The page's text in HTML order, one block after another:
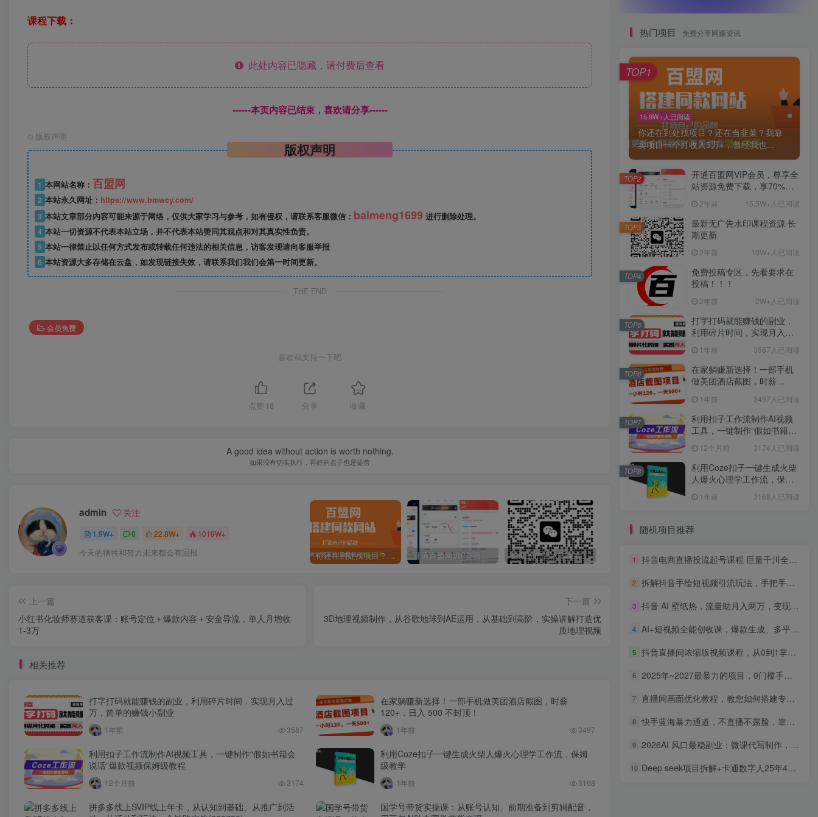
课程下载：
此处内容已隐藏，请付费后查看
------本页内容已结束，喜欢请分享------
© 版权声明
版权声明
1 本网站名称： 百盟网
2 本站永久网址： https://www.bmwcy.com/
3 本站文章部分内容可能来源于网络，仅供大家学习与参考，如有侵权，请联系客服微信： baimeng1699 进行删除处理。
4 本站一切资源不代表本站立场，并不代表本站赞同其观点和对其真实性负责。
5 本站一律禁止以任何方式发布或转载任何违法的相关信息，访客发现请向客服举报
6 本站资源大多存储在云盘，如发现链接失效，请联系我们我们会第一时间更新。
THE END
会员免费
喜欢就支持一下吧
点赞 18 分享 收藏
A good idea without action is worth nothing.
如果没有切实执行，再好的点子也是徒劳
admin 关注
1.9W+ 0 22.8W+ 1019W+
今天的牺牲和努力未来都会有回报 你还在到处找项目？还在当韭菜？我靠卖项目一个月收入5万+，曾经我也是个失败者。 最新无广告水印课程资源 长期更新 免费投稿专区，先看要求在投稿！！！ 打字打码就能赚钱的副业，利用碎片时间，实现月入过万，简单的赚钱小副业
上一篇
小红书化妆师赛道获客课：账号定位＋爆款内容＋安全导流，单人月增收
1-3万
下一篇
3D地理视频制作，从谷歌地球到AE运用，从基础到高阶，实操讲解打造优
质地理视频
相关推荐
打字打码就能赚钱的副业，利用碎片时间，实现月入过
万，简单的赚钱小副业
1年前 3587
在家躺赚新选择！一部手机做美团酒店截图，时薪
120+，日入 500 不封顶！
1年前 3497
利用扣子工作流制作AI视频工具，一键制作“假如书籍会
说话”爆款视频保姆级教程
12个月前 3174
利用Coze扣子一键生成火柴人爆火心理学工作流，保姆
级教学
1年前 3168
拼多多线上SVIP线上年卡，从认知到基础、从推广到活
国学号带货实操课：从账号认知、前期准备到剪辑配音，
热门项目 免费分享网赚资讯
15.9W+人已阅读
你还在到处找项目？还在当韭菜？我靠
卖项目一个月收入5万+，曾经我也...
TOP1
开通百盟网VIP会员，尊享全
站资源免费下载，享70%的
惠】2年前 15.5W+人已阅读
TOP2
最新无广告水印课程资源 长
期更新
2年前 10W+人已阅读
TOP3
免费投稿专区，先看要求在
投稿！！！
2年前 2W+人已阅读
TOP4
打字打码就能赚钱的副业，
利用碎片时间，实现月入过
1年前 3587人已阅读
TOP5
在家躺赚新选择！一部手机
做美团酒店截图，时薪
1年前 3497人已阅读
TOP6
利用扣子工作流制作AI视频
工具，一键制作“假如书籍会
12个月前 3174人已阅读
TOP7
利用Coze扣子一键生成火柴
人爆火心理学工作流，保姆
1年前 3168人已阅读
TOP8
随机项目推荐
1 抖音电商直播投流起号课程 巨量千川全流程投放+小店随心推全流程+起号方式
2 拆解抖音手绘短视频引流玩法，手把手教你制作手绘视频，起号引流两不误
3 抖音 AI 壁纸热，流量助月入两万，变现潮汹涌！
4 AI+短视频全能创收课，爆款生成、多平台运营、10+变现玩法，新手月入过万
5 抖音直播间浓缩版视频课程，从0到1掌握直播间流量获取、转化留人、团队协作的全链路能力
6 2025年~2027最暴力的项目，0门槛手机躺赚项目，长期可操作，正规项目，暴力玩法，有手就行，只要做当天就有收益，无脑轻松日500+，项目可单打可矩阵
7 直播间画面优化教程，教您如何搭建专业的直播间
8 快手蓝海暴力通道，不直播不露脸，靠二维码轻松月入1W+，操作简单易上手
9 2026AI 风口最稳副业：微课代写制作，一单 500+，人人可做的蓝海项目
10 Deep seek项目拆解+卡通数字人25年4月新玩法日引200+创业粉十分钟一条混剪日稳定四位数变现！